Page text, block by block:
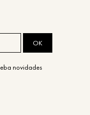
OK
novidades